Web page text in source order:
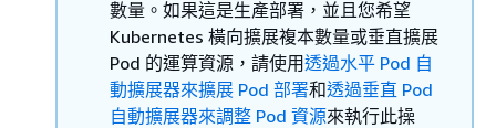
數量。如果這是生產部署，並且您希望
Kubernetes 橫向擴展複本數量或垂直擴展
Pod 的運算資源，請使用透過水平 Pod 自
動擴展器來擴展 Pod 部署和透過垂直 Pod
自動擴展器來調整 Pod 資源來執行此操